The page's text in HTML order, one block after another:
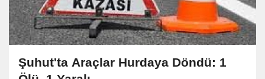
Şuhut'ta Araçlar Hurdaya Döndü: 1